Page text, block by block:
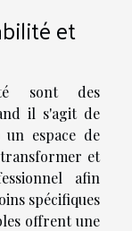
et
sont des
il s'agit de
espace de
et
afin
spécifiques
offrent une